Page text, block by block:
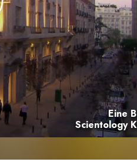
Eine
Scientology